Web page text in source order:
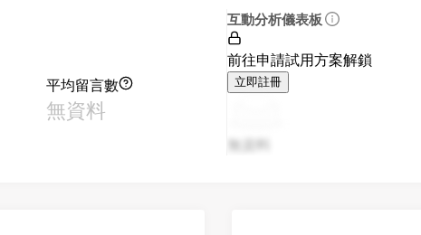
平均留言數
無資料
互動分析儀表板
前往申請試用方案解鎖
立即註冊
無資料